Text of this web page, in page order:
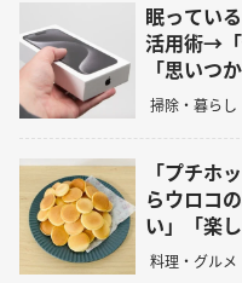
眠ってい
活用術→「
「思いつ
掃除・暮らし
「プチホ
らウロコ
い」「楽し
料理・グルメ